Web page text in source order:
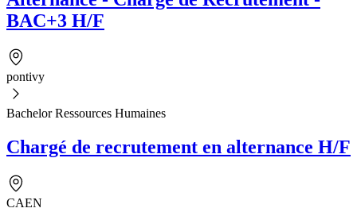
BAC+3 H/F
pontivy
Bachelor Ressources Humaines
Chargé de recrutement en alternance H/F
CAEN